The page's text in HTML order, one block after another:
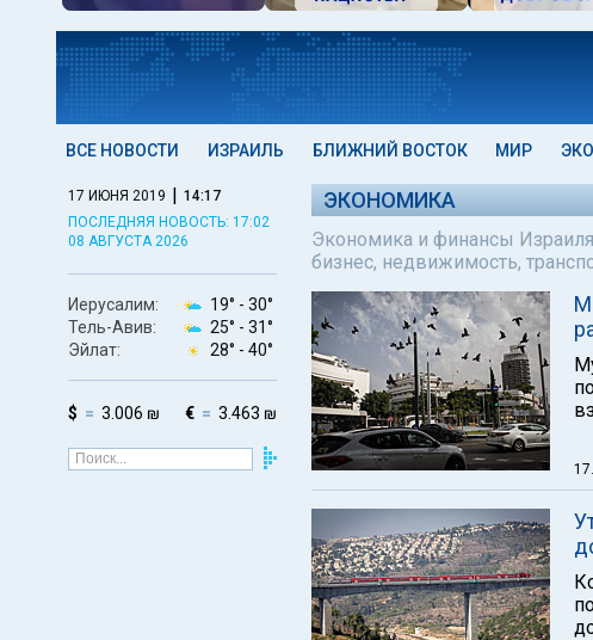
ВСЕ НОВОСТИ ИЗРАИЛЬ БЛИЖНИЙ ВОСТОК МИР
17 ИЮНЯ 2019 | 14:17
ПОСЛЕДНЯЯ НОВОСТЬ: 17:02
08 АВГУСТА 2026
Иерусалим: 19° - 30°
Тель-Авив:
25° - 31°
Эйлат:
28° - 40°
$ 3.006 ₪ € 3.463 ₪
ЭКОНОМИКА
Экономика и финансы Израиля
бизнес, недвижимость,